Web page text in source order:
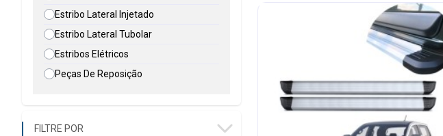
Estribo Lateral Injetado
Estribo Lateral Tubolar
Estribos Elétricos
Peças De Reposição
FILTRE POR